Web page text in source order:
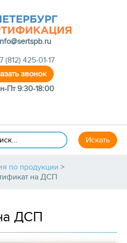
(812) 425-01-17
Пт 9:30-18:00
по продукции >
на ДСП
ДСП